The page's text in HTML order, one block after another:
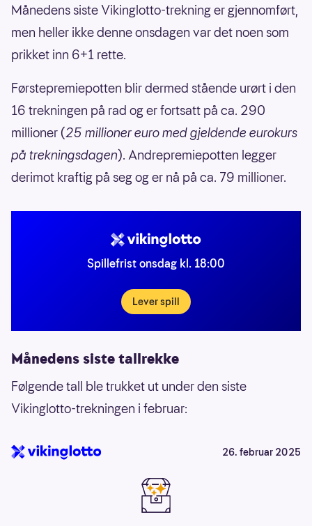
Månedens siste Vikinglotto-trekning er gjennomført,
men heller ikke denne onsdagen var det noen som
prikket inn 6+1 rette.
Førstepremiepotten blir dermed stående urørt i den
16 trekningen på rad og er fortsatt på ca. 290
millioner (25 millioner euro med gjeldende eurokurs
på trekningsdagen). Andrepremiepotten legger
derimot kraftig på seg og er nå på ca. 79 millioner.
Spillefrist onsdag kl. 18:00
Lever spill
Månedens siste tallrekke
Følgende tall ble trukket ut under den siste
Vikinglotto-trekningen i februar:
26. februar 2025